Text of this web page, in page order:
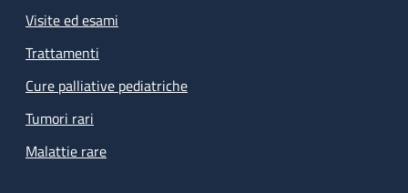
Visite ed esami
Trattamenti
Cure palliative pediatriche
Tumori rari
Malattie rare